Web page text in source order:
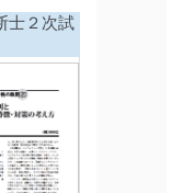
士２次試